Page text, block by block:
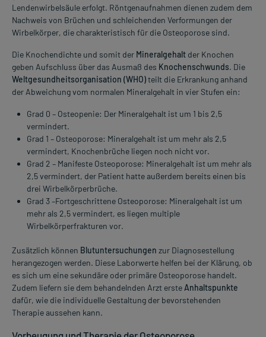
Lendenwirbelsäule erfolgt. Röntgenaufnahmen dienen zudem dem
Nachweis von Brüchen und schleichenden Verformungen der
Wirbelkörper, die charakteristisch für die Osteoporose sind.
Die Knochendichte und somit der Mineralgehalt der Knochen
geben Aufschluss über das Ausmaß des Knochenschwunds. Die
Weltgesundheitsorganisation (WHO)teilt die Erkrankung anhand
der Abweichung vom normalen Mineralgehalt in vier Stufen ein:
Grad 0 – Osteopenie: Der Mineralgehalt ist um 1 bis 2,5
vermindert.
Grad 1 – Osteoporose: Mineralgehalt ist um mehr als 2,5
vermindert, Knochenbrüche liegen noch nicht vor.
Grad 2 – Manifeste Osteoporose: Mineralgehalt ist um mehr als
2,5 vermindert, der Patient hatte außerdem bereits einen bis
drei Wirbelkörperbrüche.
Grad 3 –Fortgeschrittene Osteoporose: Mineralgehalt ist um
mehr als 2,5 vermindert, es liegen multiple
Wirbelkörperfrakturen vor.
Zusätzlich können Blutuntersuchungen zur Diagnosestellung
herangezogen werden. Diese Laborwerte helfen bei der Klärung, ob
es sich um eine sekundäre oder primäre Osteoporose handelt.
Zudem liefern sie dem behandelnden Arzt erste Anhaltspunkte
dafür, wie die individuelle Gestaltung der bevorstehenden
Therapie aussehen kann.